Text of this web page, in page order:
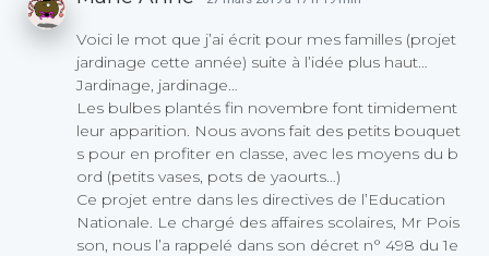
Voici le mot que j’ai écrit pour mes familles (projet
jardinage cette année) suite à l’idée plus haut…
Jardinage, jardinage…
Les bulbes plantés fin novembre font timidement
leur apparition. Nous avons fait des petits bouquet
s pour en profiter en classe, avec les moyens du b
ord (petits vases, pots de yaourts…)
Ce projet entre dans les directives de l’Education
Nationale. Le chargé des affaires scolaires, Mr Pois
son, nous l’a rappelé dans son décret n° 498 du 1e